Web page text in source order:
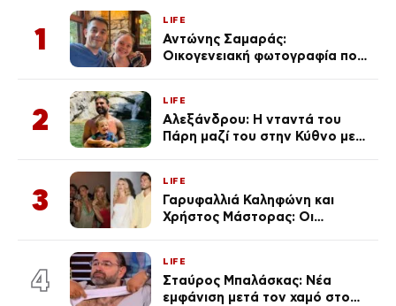
1
LIFE
Αντώνης Σαμαράς:
Οικογενειακή φωτογραφία που
Λένας
2
LIFE
Αλεξάνδρου: Η νταντά του
Πάρη μαζί του στην Κύθνο με
3
LIFE
Γαρυφαλλιά Καληφώνη και
Χρήστος Μάστορας: Οι
απαρατήρητη
4
LIFE
Σταύρος Μπαλάσκας: Νέα
εμφάνιση μετά τον χαμό στο